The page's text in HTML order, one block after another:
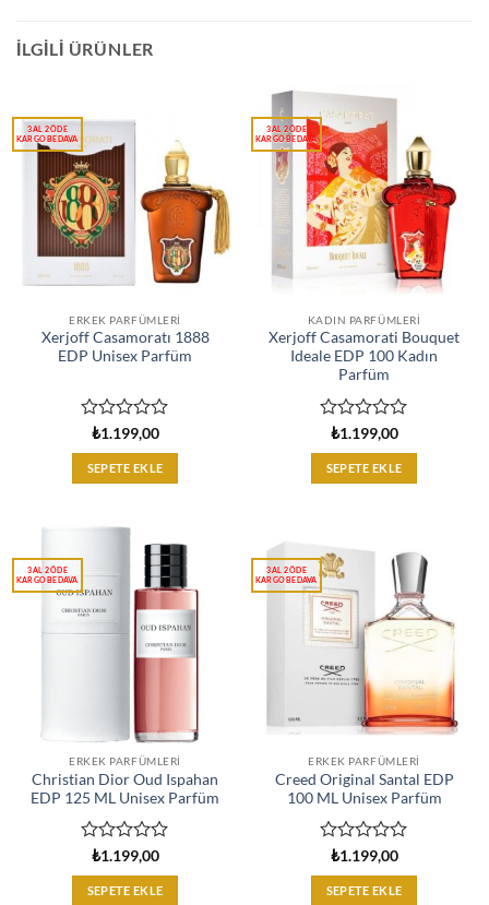
İLGILI ÜRÜNLER
ERKEK PARFÜMLERI
Xerjoff Casamoratı 1888
EDP Unisex Parfüm
üzerinden
0
oy
₺1.199,00
SEPETE EKLE
KADIN PARFÜMLERI
Xerjoff Casamorati Bouquet
Ideale EDP 100 Kadın
Parfüm
üzerinden
0
oy
₺1.199,00
SEPETE EKLE
ERKEK PARFÜMLERI
Christian Dior Oud Ispahan
EDP 125 ML Unisex Parfüm
üzerinden
0
₺1.199,00
SEPETE EKLE
ERKEK PARFÜMLERI
Creed Original Santal EDP
100 ML Unisex Parfüm
üzerinden
0
₺1.199,00
SEPETE EKLE